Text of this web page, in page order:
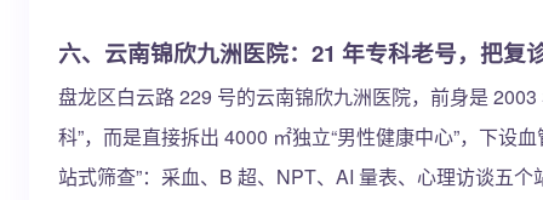
六、云南锦欣九洲医院：21 年专科老号，把复
盘龙区白云路 229 号的云南锦欣九洲医院，前身是
科”，而是直接拆出 4000 ㎡独立“男性健康中心”，下设
站式筛查”：采血、B 超、NPT、AI 量表、心理访谈五